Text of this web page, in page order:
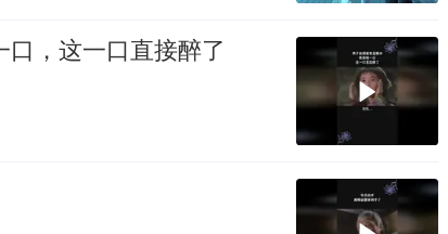
，这一口直接醉了